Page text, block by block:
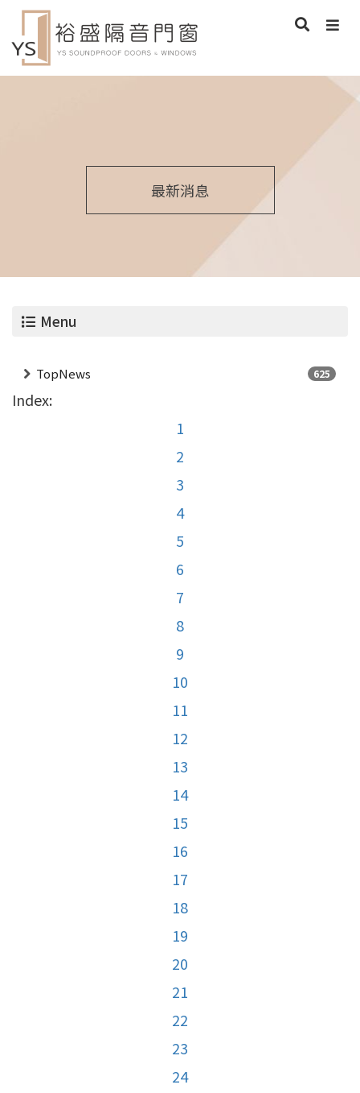
最新消息
Menu
TopNews 625
Index:
1
2
3
4
5
6
7
8
9
10
11
12
13
14
15
16
17
18
19
20
21
22
23
24